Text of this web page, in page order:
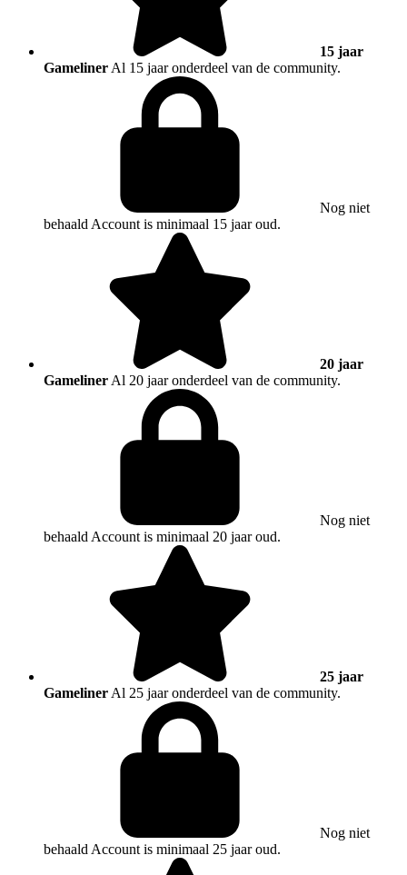
15 jaar
Gameliner Al 15 jaar onderdeel van de community.
Nog niet
behaald Account is minimaal 15 jaar oud.
20 jaar
Gameliner Al 20 jaar onderdeel van de community.
Nog niet
behaald Account is minimaal 20 jaar oud.
25 jaar
Gameliner Al 25 jaar onderdeel van de community.
Nog niet
behaald Account is minimaal 25 jaar oud.